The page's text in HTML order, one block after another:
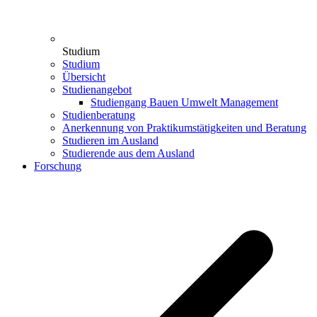
Studium
Studium
Übersicht
Studienangebot
Studiengang Bauen Umwelt Management
Studienberatung
Anerkennung von Praktikumstätigkeiten und Beratung
Studieren im Ausland
Studierende aus dem Ausland
Forschung